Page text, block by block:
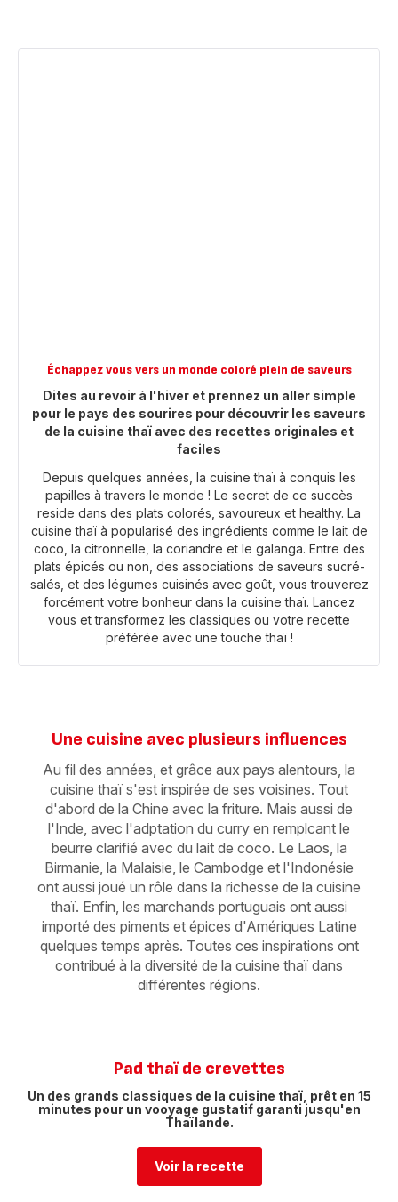
Échappez vous vers un monde coloré plein de saveurs
Dites au revoir à l'hiver et prennez un aller simple
pour le pays des sourires pour découvrir les saveurs
de la cuisine thaï avec des recettes originales et
faciles
Depuis quelques années, la cuisine thaï à conquis les
papilles à travers le monde ! Le secret de ce succès
reside dans des plats colorés, savoureux et healthy. La
cuisine thaï à popularisé des ingrédients comme le lait de
coco, la citronnelle, la coriandre et le galanga. Entre des
plats épicés ou non, des associations de saveurs sucré-
salés, et des légumes cuisinés avec goût, vous trouverez
forcément votre bonheur dans la cuisine thaï. Lancez
vous et transformez les classiques ou votre recette
préférée avec une touche thaï !
Une cuisine avec plusieurs influences
Au fil des années, et grâce aux pays alentours, la
cuisine thaï s'est inspirée de ses voisines. Tout
d'abord de la Chine avec la friture. Mais aussi de
l'Inde, avec l'adptation du curry en remplcant le
beurre clarifié avec du lait de coco. Le Laos, la
Birmanie, la Malaisie, le Cambodge et l'Indonésie
ont aussi joué un rôle dans la richesse de la cuisine
thaï. Enfin, les marchands portuguais ont aussi
importé des piments et épices d'Amériques Latine
quelques temps après. Toutes ces inspirations ont
contribué à la diversité de la cuisine thaï dans
différentes régions.
Pad thaï de crevettes
Un des grands classiques de la cuisine thaï, prêt en 15
minutes pour un vooyage gustatif garanti jusqu'en
Thaïlande.
Voir la recette